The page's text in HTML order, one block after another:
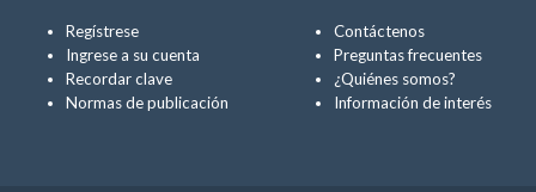
Regístrese
Ingrese a su cuenta
Recordar clave
Normas de publicación
Contáctenos
Preguntas frecuentes
¿Quiénes somos?
Información de interés